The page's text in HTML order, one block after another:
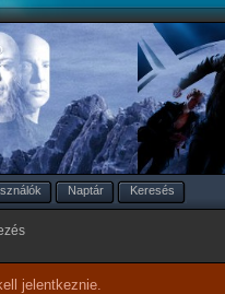
Naptár Keresés
jelentkeznie.